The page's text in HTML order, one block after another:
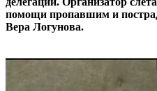
помощи пропавшим и
Вера Логунова.